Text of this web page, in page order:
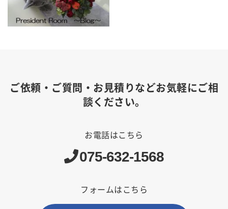
ご依頼・ご質問・お見積りなどお気軽にご相
談ください。
お電話はこちら
075-632-1568
フォームはこちら